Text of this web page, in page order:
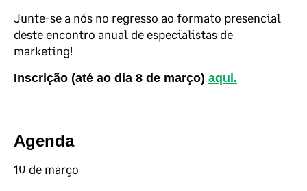
Junte-se a nós no regresso ao formato presencial
deste encontro anual de especialistas de
marketing!
Inscrição (até ao dia 8 de março) aqui.
Agenda
10 de março